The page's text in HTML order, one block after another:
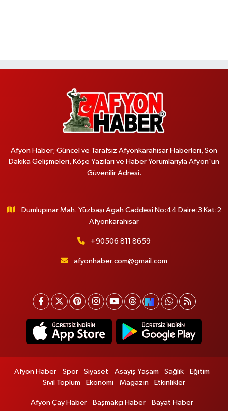
Afyon Haber; Güncel ve Tarafsız Afyonkarahisar Haberleri, Son
Dakika Gelişmeleri, Köşe Yazıları ve Haber Yorumlarıyla Afyon'un
Güvenilir Adresi.
Dumlupınar Mah. Yüzbaşı Agah Caddesi No:44 Daire:3 Kat:2
Afyonkarahisar
+90506 811 8659
afyonhaber.com@gmail.com
Afyon Haber Spor Siyaset Asayiş Yaşam Sağlık
Eğitim
Sivil Toplum
Ekonomi Magazin Etkinlikler
Afyon Çay Haber Başmakçı Haber
Bayat Haber